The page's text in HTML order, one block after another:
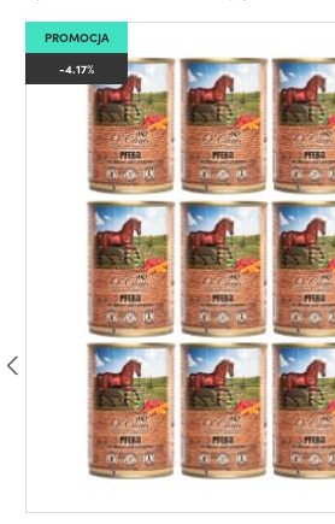
PROMOCJA
-4.17%